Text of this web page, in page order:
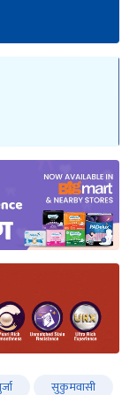
सुकुमवासी